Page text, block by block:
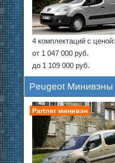
4 комплектаций с ценой:
от 1 047 000 руб.
до 1 109 000 руб.
Peugeot Минивэны
Partner минивэн